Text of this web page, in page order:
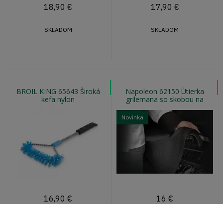
18,90 €
SKLADOM
17,90 €
SKLADOM
BROIL KING 65643 Široká
kefa nylon
16,90 €
Napoleon 62150 Útierka
grilemana so skobou na
Novinka
16 €